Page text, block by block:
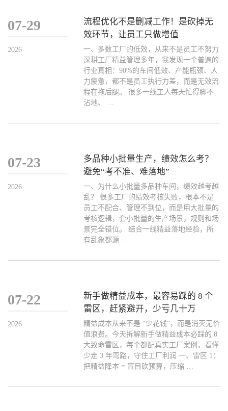
07-29
2026
流程优化不是删减工作！是砍掉无
效环节，让员工只做增值
一、多数工厂的低效，从来不是员工不努力
深耕工厂精益管理多年，我发现一个普遍的
行业真相：90%的车间低效、产能瓶颈、人
力疲惫，都不是员工执行力差，而是无效流
程在拖后腿。 很多一线工人每天忙得脚不
沾地、 …
07-23
2026
多品种小批量生产，绩效怎么考？
避免“考不准、难落地”
一、为什么小批量多品种车间，绩效越考越
乱？ 很多工厂的绩效考核失败，根本不是
员工不配合、管理不到位，而是用大批量的
考核逻辑，套小批量的生产场景，规则和场
景完全错位。 结合一线精益落地经验，所
有乱象都源 …
07-22
2026
新手做精益成本，最容易踩的 8 个
雷区，赶紧避开，少亏几十万
精益成本从来不是 “少花钱”，而是消灭无价
值浪费。今天拆解新手做精益成本必踩的 8
大致命雷区，每个都配真实工厂案例，看懂
少走 3 年弯路，守住工厂利润 一、雷区 1：
把精益降本 = 盲目砍预算，压缩 …